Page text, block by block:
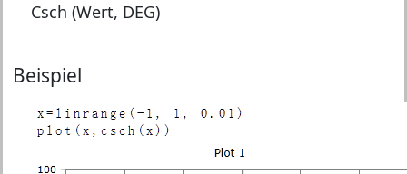
Csch (Wert, DEG)
Beispiel